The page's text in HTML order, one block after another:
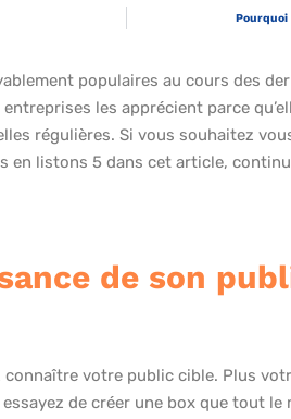
populaires au cours des
les apprécient parce
régulières. Si vous souhaitez
en listons 5 dans cet article,
de son
connaître votre public cible. Plus
de créer une box que tout